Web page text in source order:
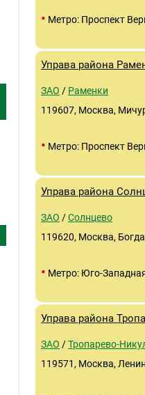
• Метро: Проспект
Управа района
ЗАО / Раменки
119607, Москва,
• Метро: Проспект
Управа района
ЗАО /Солнцево
119620, Москва,
• Метро: Юго-
Управа района
ЗАО /Тропарево-
119571, Москва,